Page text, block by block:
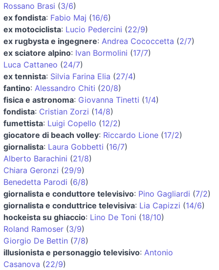
Rossano Brasi (3/6)
ex fondista: Fabio Maj (16/6)
ex motociclista: Lucio Pedercini (22/9)
ex rugbysta e ingegnere: Andrea Cococcetta (2/7)
ex sciatore alpino: Ivan Bormolini (17/7)
Luca Cattaneo (24/7)
ex tennista: Silvia Farina Elia (27/4)
fantino: Alessandro Chiti (20/8)
fisica e astronoma: Giovanna Tinetti (1/4)
fondista: Cristian Zorzi (14/8)
fumettista: Luigi Copello (12/2)
giocatore di beach volley: Riccardo Lione (17/2)
giornalista: Laura Gobbetti (16/7)
Alberto Barachini (21/8)
Chiara Geronzi (29/9)
Benedetta Parodi (6/8)
giornalista e conduttore televisivo: Pino Gagliardi (7/2)
giornalista e conduttrice televisiva: Lia Capizzi (14/6)
hockeista su ghiaccio: Lino De Toni (18/10)
Roland Ramoser (3/9)
Giorgio De Bettin (7/8)
illusionista e personaggio televisivo: Antonio
Casanova (22/9)